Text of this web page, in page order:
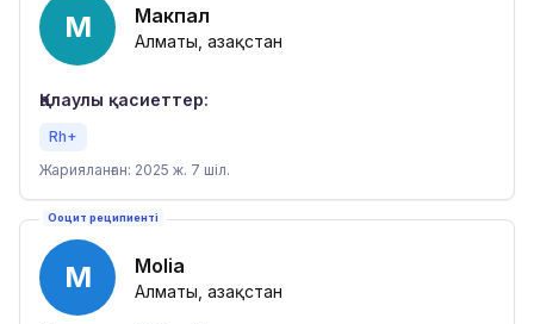
М Макпал
Алматы, Қазақстан
Қалаулы қасиеттер:
Rh+
Жарияланған: 2025 ж. 7 шіл.
Ооцит реципиенті
M Molia
Алматы, Қазақстан